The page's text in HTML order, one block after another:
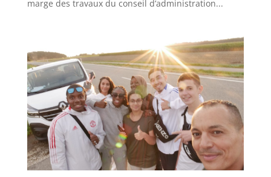
marge des travaux du conseil d’administration...